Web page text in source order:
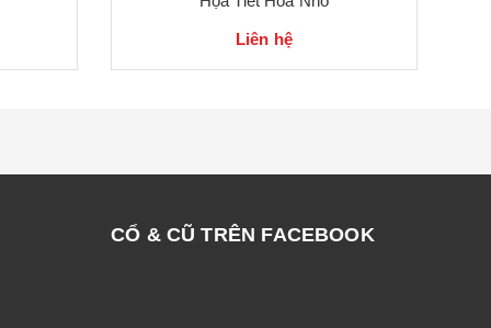
Liên hệ
CỔ & CŨ TRÊN FACEBOOK